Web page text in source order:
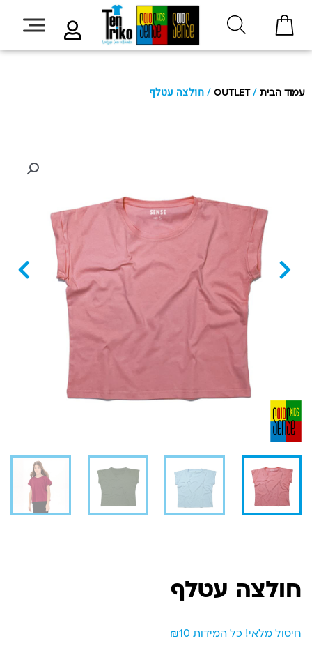
עמוד הבית /
OUTLET / חולצה עטלף
חולצה עטלף
חיסול מלאי! כל המידות ₪10